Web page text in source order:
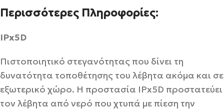
Περισσότερες Πληροφορίες:
IPx5D
Πιστοποιητικό στεγανότητας που δίνει τη
δυνατότητα τοποθέτησης του λέβητα ακόμα και σε
εξωτερικό χώρο. Η προστασία IPx5D προστατεύει
τον λέβητα από νερό που χτυπά με πίεση την